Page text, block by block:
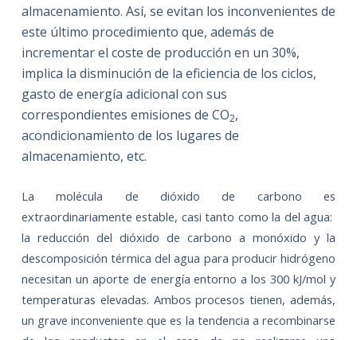
almacenamiento. Así, se evitan los inconvenientes de
este último procedimiento que, además de
incrementar el coste de producción en un 30%,
implica la disminución de la eficiencia de los ciclos,
gasto de energía adicional con sus
correspondientes emisiones de CO2,
acondicionamiento de los lugares de
almacenamiento, etc.
La molécula de dióxido de carbono es
extraordinariamente estable, casi tanto como la del agua:
la reducción del dióxido de carbono a monóxido y la
descomposición térmica del agua para producir hidrógeno
necesitan un aporte de energía entorno a los 300 kJ/mol y
temperaturas elevadas. Ambos procesos tienen, además,
un grave inconveniente que es la tendencia a recombinarse